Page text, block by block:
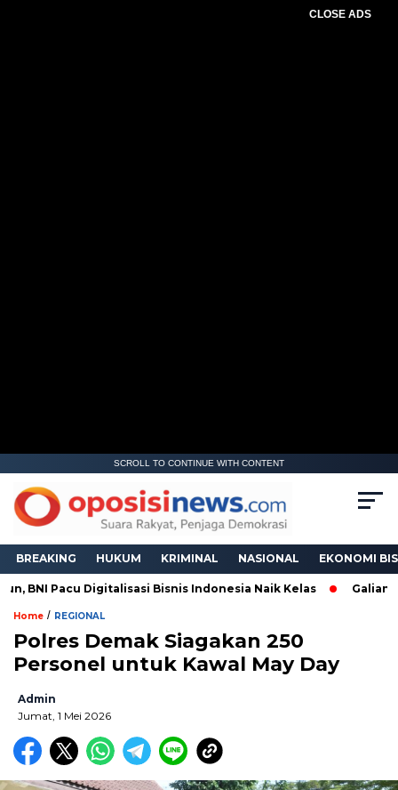
CLOSE ADS
SCROLL TO CONTINUE WITH CONTENT
BREAKING HUKUM KRIMINAL NASIONAL EKONOMI
Pacu Digitalisasi Bisnis Indonesia Naik Kelas Galian C
Home / REGIONAL
Polres Demak Siagakan 250
Personel untuk Kawal May Day
Admin
Jumat, 1 Mei 2026